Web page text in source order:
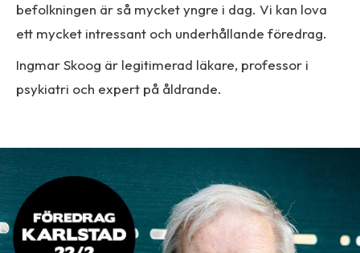
befolkningen är så mycket yngre i dag. Vi kan lova
ett mycket intressant och underhållande föredrag.
Ingmar Skoog är legitimerad läkare, professor i
psykiatri och expert på åldrande.